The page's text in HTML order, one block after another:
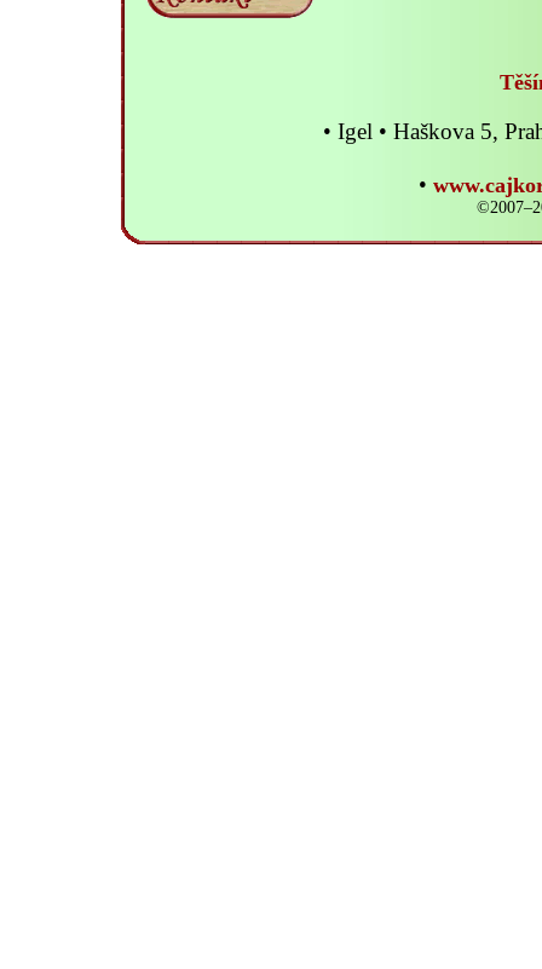
• Igel • Haškova 5,
•